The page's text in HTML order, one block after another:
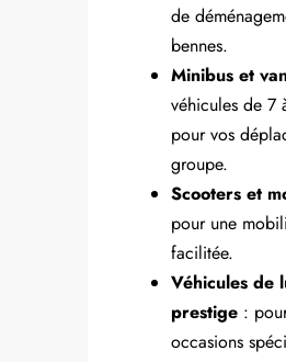
de
bennes.
Minibus et
véhicules de 7
pour vos
groupe.
Scooters et
pour une
facilitée.
Véhicules de
prestige :
occasions